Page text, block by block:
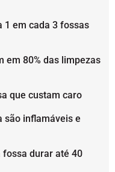
1 em cada 3 fossas
em 80% das limpezas
que custam caro
são inflamáveis e
fossa durar até 40